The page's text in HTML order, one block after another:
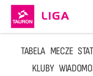
TABELA MECZE
KLUBY